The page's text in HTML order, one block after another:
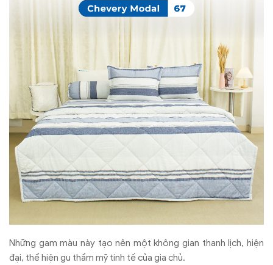
Những gam màu này tạo nên một không gian thanh lịch, hiện
đại, thể hiện gu thẩm mỹ tinh tế của gia chủ.